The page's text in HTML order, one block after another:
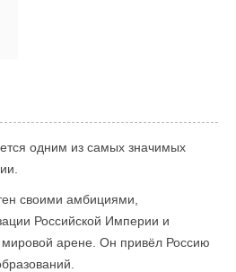
одним из самых значимых
своими амбициями,
Российской Империи и
арене. Он привёл Россию